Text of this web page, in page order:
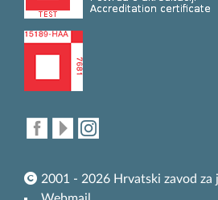
2001 - 2026 Hrvatski zavod za